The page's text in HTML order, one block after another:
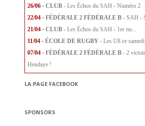
26/06 - CLUB - Les Échos du SAH - Numéro 2
22/04 - FÉDÉRALE 2 FÉDÉRALE B - SAH -
21/04 - CLUB - Les Échos du SAH - 1er nu...
11/04 - ÉCOLE DE RUGBY - Les U8 ce
07/04 - FÉDÉRALE 2 FÉDÉRALE B - 2
Hendaye !
LA PAGE FACEBOOK
SPONSORS